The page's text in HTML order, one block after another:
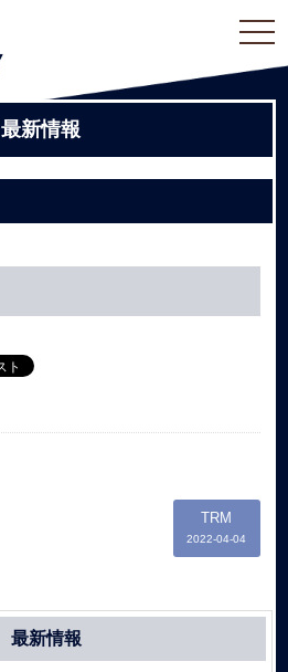
最新情報
TRM
2022-04-04
最新情報